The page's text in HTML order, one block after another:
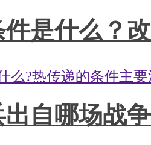
是什么？
么?热传递的条件主
自哪场战